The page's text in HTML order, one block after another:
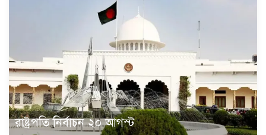
রাষ্ট্রপতি নির্বাচন ২০ আগস্ট